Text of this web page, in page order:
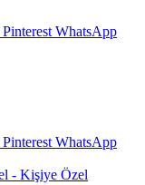
Pinterest WhatsApp
Pinterest WhatsApp